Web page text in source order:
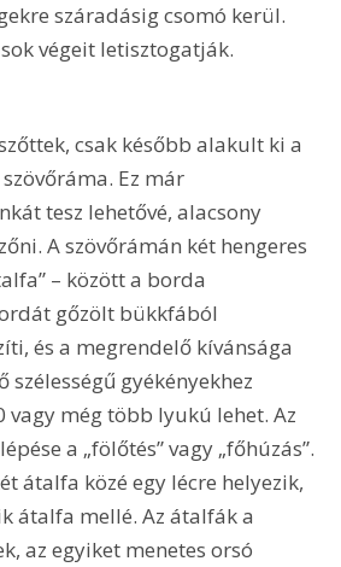
száradásig csomó kerül.
végeit letisztogatják.
csak később alakult ki a
Ez már
tesz lehetővé, alacsony
A szövőrámán két hengeres
– között a borda
gőzölt bükkfából
és a megrendelő kívánsága
gyékényekhez
vagy még több lyukú lehet. Az
a „fölőtés” vagy „főhúzás”.
átalfa közé egy lécre helyezik,
átalfa mellé. Az átalfák a
az egyiket menetes orsó